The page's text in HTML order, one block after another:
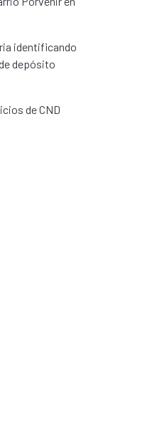
identificando
depósito
de CND